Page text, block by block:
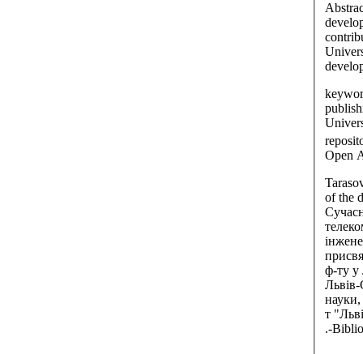
Open
of the
ф-ту у
Львів-
т
.-